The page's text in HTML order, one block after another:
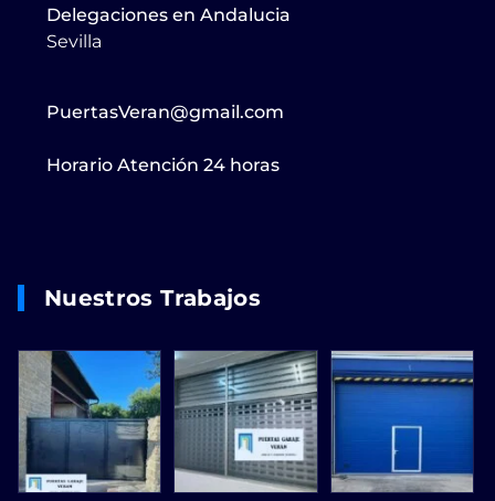
Delegaciones en Andalucia
Sevilla
PuertasVeran@gmail.com
Horario Atención 24 horas
Nuestros Trabajos